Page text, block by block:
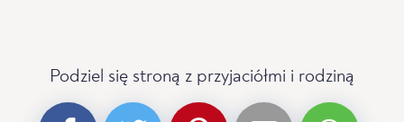
Podziel się stroną z przyjaciółmi i rodziną